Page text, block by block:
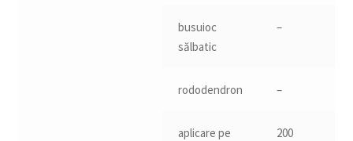
busuioc
sălbatic
–
rododendron –
aplicare pe
200